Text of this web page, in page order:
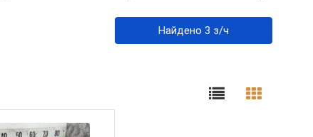
Найдено 3 з/ч